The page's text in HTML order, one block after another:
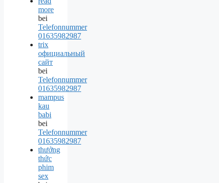
more
bei
Telefonnummer
01635982987
trix
официальный
сайт
bei
Telefonnummer
01635982987
mampus
kau
babi
bei
Telefonnummer
01635982987
thưởng
thức
phim
sex